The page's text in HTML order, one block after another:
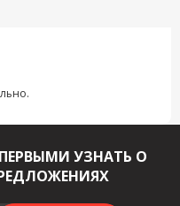
УЗНАТЬ О